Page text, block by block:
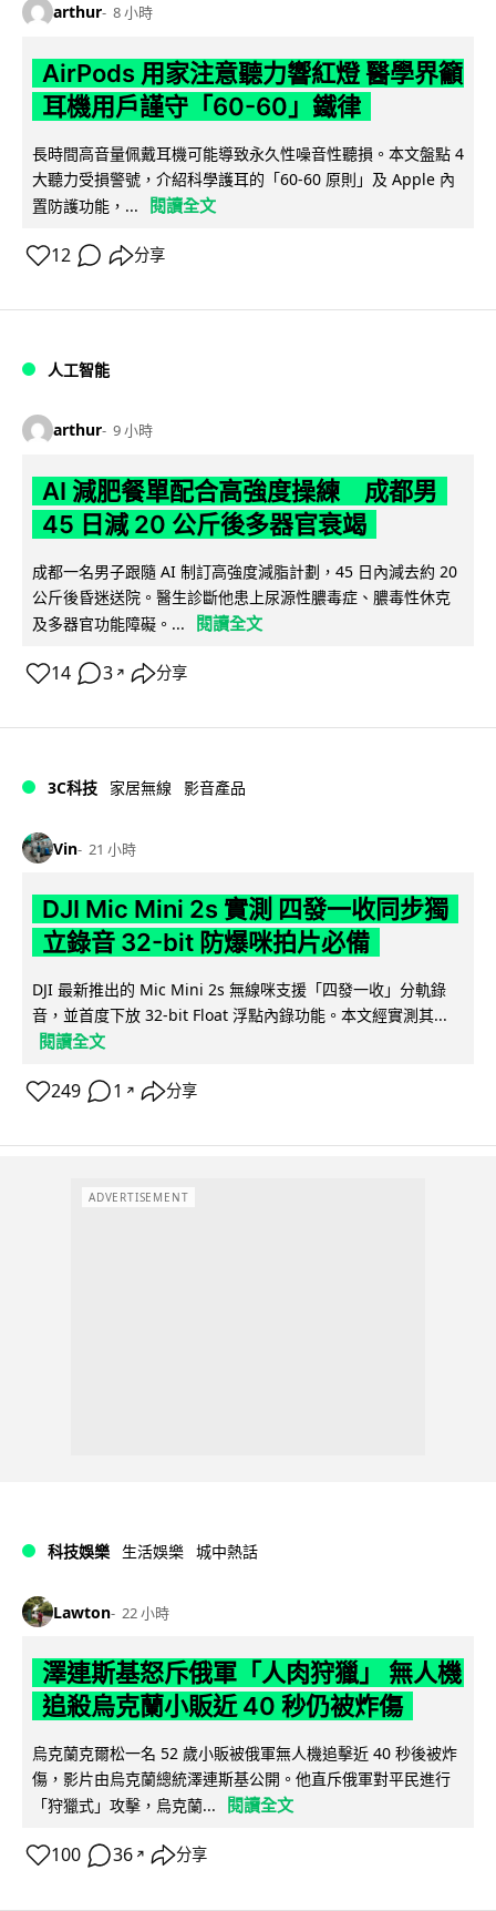
arthur 8 小時
AirPods 用家注意聽力響紅燈 醫學界籲
耳機用戶謹守「60-60」鐵律
長時間高音量佩戴耳機可能導致永久性噪音性聽損。本文盤點 4
大聽力受損警號，介紹科學護耳的「60-60 原則」及 Apple 內
置防護功能，...
閱讀全文
12 分享
人工智能
arthur 9 小時
AI 減肥餐單配合高強度操練 成都男
45 日減 20 公斤後多器官衰竭
成都一名男子跟隨 AI 制訂高強度減脂計劃，45 日內減去約 20
公斤後昏迷送院。醫生診斷他患上尿源性膿毒症、膿毒性休克
及多器官功能障礙。...
閱讀全文
14 3 ↗ 分享
3C科技 家居無線 影音產品
Vin 21 小時
DJI Mic Mini 2s 實測 四發一收同步獨
立錄音 32-bit 防爆咪拍片必備
DJI 最新推出的 Mic Mini 2s 無線咪支援「四發一收」分軌錄
音，並首度下放 32-bit Float 浮點內錄功能。本文經實測其...
閱讀全文
249 1 ↗ 分享
ADVERTISEMENT
科技娛樂 生活娛樂 城中熱話
Lawton 22 小時
澤連斯基怒斥俄軍「人肉狩獵」 無人機
追殺烏克蘭小販近 40 秒仍被炸傷
烏克蘭克爾松一名 52 歲小販被俄軍無人機追擊近 40 秒後被炸
傷，影片由烏克蘭總統澤連斯基公開。他直斥俄軍對平民進行
「狩獵式」攻擊，烏克蘭...
閱讀全文
100 36 ↗ 分享